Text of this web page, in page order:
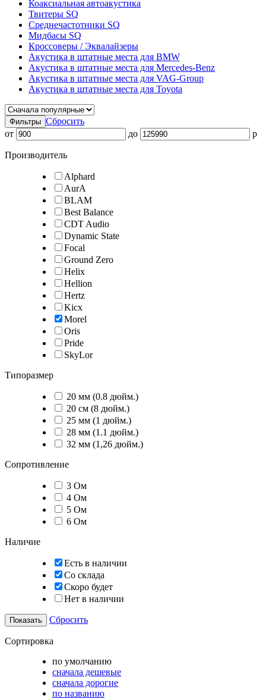
Коаксиальная автоакустика
Твитеры SQ
Среднечастотники SQ
Мидбасы SQ
Кроссоверы / Эквалайзеры
Акустика в штатные места для BMW
Акустика в штатные места для Mercedes-Benz
Акустика в штатные места для VAG-Group
Акустика в штатные места для Toyota
Фильтры Сбросить
от
до p
Производитель
Alphard
AurA
BLAM
Best Balance
CDT Audio
Dynamic State
Focal
Ground Zero
Helix
Hellion
Hertz
Kicx
Morel
Oris
Pride
SkyLor
Типоразмер
20 мм (0.8 дюйм.)
20 см (8 дюйм.)
25 мм (1 дюйм.)
28 мм (1.1 дюйм.)
32 мм (1,26 дюйм.)
Сопротивление
3 Ом
4 Ом
5 Ом
6 Ом
Наличие
Есть в наличии
Со склада
Скоро будет
Нет в наличии
Сбросить
Сортировка
по умолчанию
сначала дешевые
сначала дорогие
по названию